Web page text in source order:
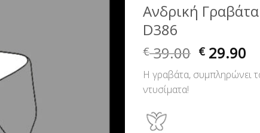
Ανδρική
D386
€39.00 € 29.90
Η γραβάτα, συμπληρώνει
ντυσίματα!